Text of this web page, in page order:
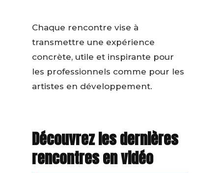
Chaque rencontre vise à
transmettre une expérience
concrète, utile et inspirante pour
les professionnels comme pour les
artistes en développement.
Découvrez les dernières
rencontres en vidéo